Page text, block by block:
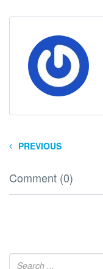
PREVIOUS
Comment (0)